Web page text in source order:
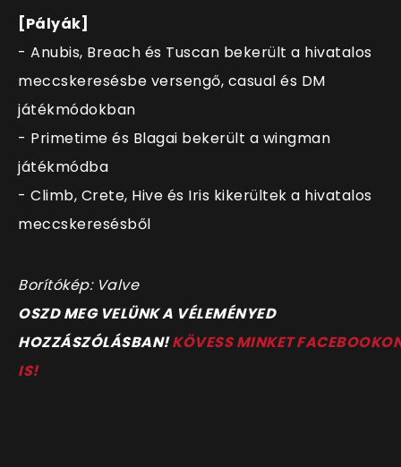
[Pályák]
- Anubis, Breach és Tuscan bekerült a hivatalos
meccskeresésbe versengő, casual és DM
játékmódokban
- Primetime és Blagai bekerült a wingman
játékmódba
- Climb, Crete, Hive és Iris kikerültek a hivatalos
meccskeresésből
Borítókép: Valve
OSZD MEG VELÜNK A VÉLEMÉNYED
HOZZÁSZÓLÁSBAN!KÖVESS MINKET
IS!